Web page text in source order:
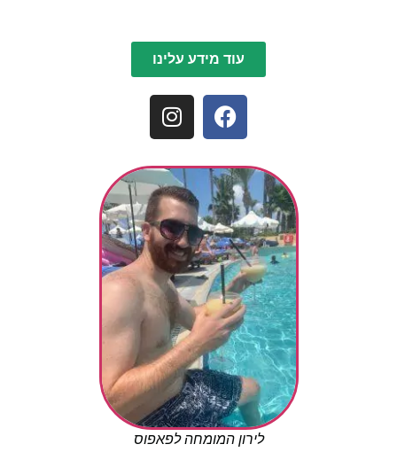
עוד מידע עלינו
לירון המומחה לפאפוס